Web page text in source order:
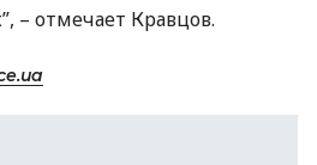
– отмечает Кравцов.